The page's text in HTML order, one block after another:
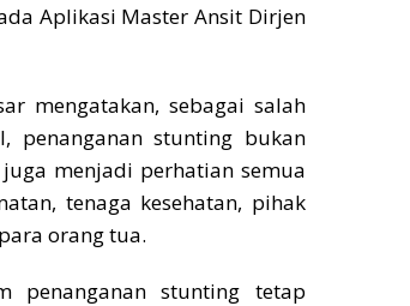
Aplikasi Master Ansit Dirjen
mengatakan, sebagai salah
penanganan stunting bukan
menjadi perhatian semua
tenaga kesehatan, pihak
orang tua.
penanganan stunting tetap